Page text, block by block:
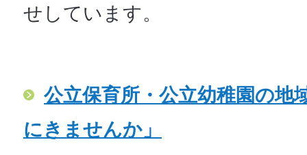
せしています。
公立保育所・公立幼稚園の地
にきませんか」